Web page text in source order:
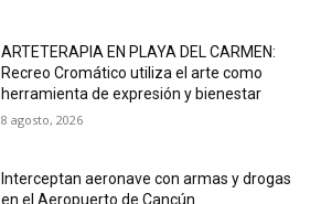
ARTETERAPIA EN PLAYA DEL CARMEN:
Recreo Cromático utiliza el arte como
herramienta de expresión y bienestar
8 agosto, 2026
Interceptan aeronave con armas y drogas
en el Aeropuerto de Cancún